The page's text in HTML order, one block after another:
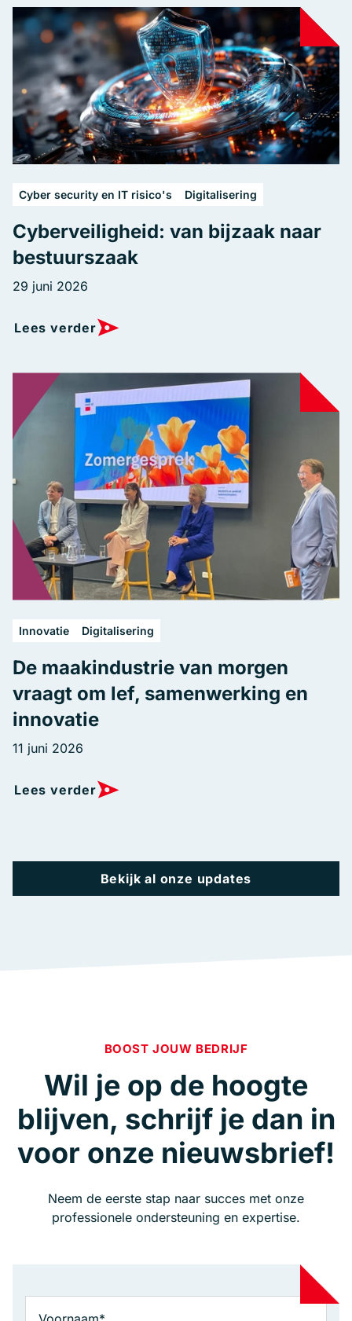
Cyber security en IT risico's Digitalisering
Cyberveiligheid: van bijzaak naar
bestuurszaak
29 juni 2026
Lees verder
Innovatie Digitalisering
De maakindustrie van morgen
vraagt om lef, samenwerking en
innovatie
11 juni 2026
Lees verder
Bekijk al onze updates
BOOST JOUW BEDRIJF
Wil je op de hoogte
blijven, schrijf je dan in
voor onze nieuwsbrief!
Neem de eerste stap naar succes met onze
professionele ondersteuning en expertise.